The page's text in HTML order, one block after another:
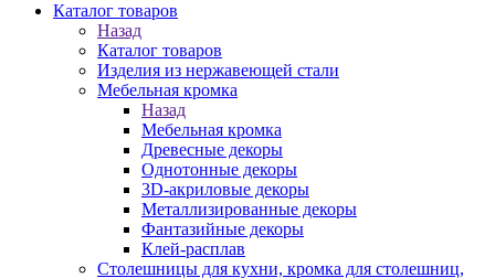
Каталог товаров
Назад
Каталог товаров
Изделия из нержавеющей стали
Мебельная кромка
Назад
Мебельная кромка
Древесные декоры
Однотонные декоры
3D-акриловые декоры
Металлизированные декоры
Фантазийные декоры
Клей-расплав
Столешницы для кухни, кромка для столешниц,